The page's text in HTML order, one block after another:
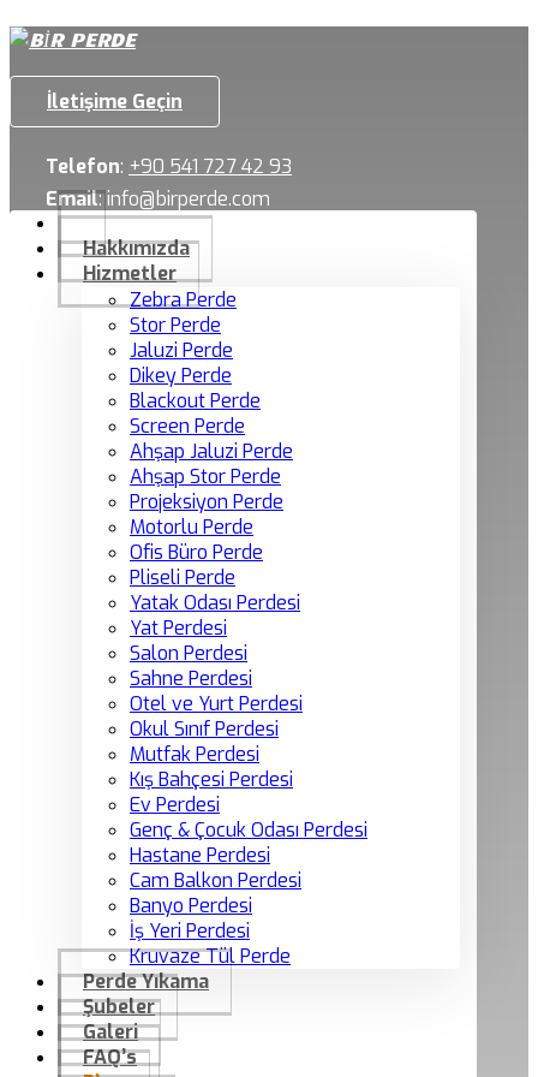
İletişime Geçin
Telefon: +90 541 727 42 93
Email:info@birperde.com
Hakkımızda
Hizmetler
Zebra Perde
Stor Perde
Jaluzi Perde
Dikey Perde
Blackout Perde
Screen Perde
Ahşap Jaluzi Perde
Ahşap Stor Perde
Projeksiyon Perde
Motorlu Perde
Ofis Büro Perde
Pliseli Perde
Yatak Odası Perdesi
Yat Perdesi
Salon Perdesi
Sahne Perdesi
Otel ve Yurt Perdesi
Okul Sınıf Perdesi
Mutfak Perdesi
Kış Bahçesi Perdesi
Ev Perdesi
Genç & Çocuk Odası Perdesi
Hastane Perdesi
Cam Balkon Perdesi
Banyo Perdesi
İş Yeri Perdesi
Kruvaze Tül Perde
Perde Yıkama
Şubeler
Galeri
FAQ’s